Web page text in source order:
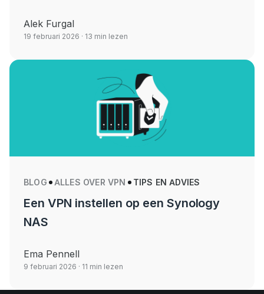
Alek Furgal
19 februari 2026 · 13 min lezen
BLOG ALLES OVER VPN TIPS EN ADVIES
Een VPN instellen op een Synology
NAS
Ema Pennell
9 februari 2026 · 11 min lezen